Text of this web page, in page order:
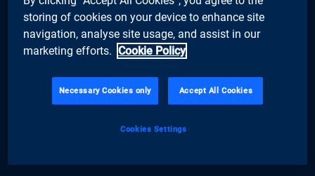
Email address
Privacy policy
Subscribe
storing of cookies on your device to enhance site
navigation, analyse site usage, and assist in our
marketing efforts. Cookie Policy
Necessary Cookies only Accept All Cookies
Cookies Settings